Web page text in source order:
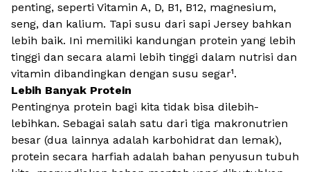
penting, seperti Vitamin A, D, B1, B12, magnesium,
seng, dan kalium. Tapi susu dari sapi Jersey bahkan
lebih baik. Ini memiliki kandungan protein yang lebih
tinggi dan secara alami lebih tinggi dalam nutrisi dan
vitamin dibandingkan dengan susu segar¹.
Lebih Banyak Protein
Pentingnya protein bagi kita tidak bisa dilebih-
lebihkan. Sebagai salah satu dari tiga makronutrien
besar (dua lainnya adalah karbohidrat dan lemak),
protein secara harfiah adalah bahan penyusun tubuh